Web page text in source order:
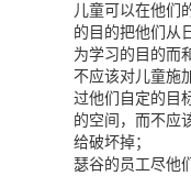
儿童可以在他们
的目的把他们从
为学习的目的而
不应该对儿童施
过他们自定的目
的空间，而不应
给破坏掉；
瑟谷的员工尽他